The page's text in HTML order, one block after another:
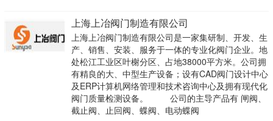
上海上冶阀门制造有限公司
上海上冶阀门制造有限公司是一家集研制、开发、生
产、销售、安装、服务于一体的专业化阀门企业。地
处松江工业区叶榭分区、占地38000平方米。公司拥
有精良的大、中型生产设备；设有CAD阀门设计中心
及ERP计算机网络管理和技术咨询中心及拥有现代化
阀门质量检测设备。 公司的主导产品有 闸阀、
截止阀、止回阀、蝶阀、电动蝶阀